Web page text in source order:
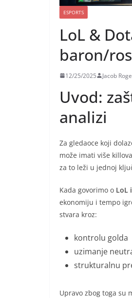
ESPORTS
LoL &
baron/
12/25/2025 Jacob
Uvod:
analizi
Za gledaoce koji
može imati više
za to leži u jednoj
Kada govorimo o LoL
ekonomiju i tempo
stvara kroz:
kontrolu golda
uzimanje
strukturalnu
Upravo zbog toga su